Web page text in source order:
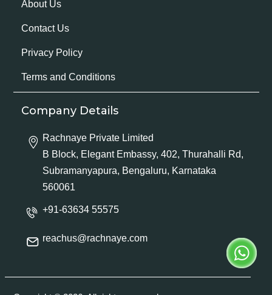
About Us
Contact Us
Privacy Policy
Terms and Conditions
Company Details
Rachnaye Private Limited
B Block, Elegant Embassy, 402, Thurahalli Rd,
Subramanyapura, Bengaluru, Karnataka
560061
+91-63634 55575
reachus@rachnaye.com